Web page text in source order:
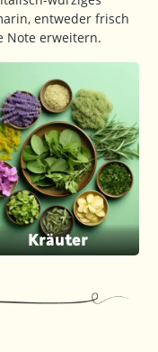
entweder frisch
Note erweitern.
Kräuter